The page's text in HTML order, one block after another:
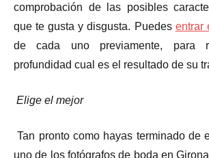
comprobación de las posibles
que te gusta y disgusta. Puedes entrar
de cada uno previamente, para
profundidad cual es el resultado de su
Elige el mejor
Tan pronto como hayas terminado de
uno de los fotógrafos de boda en